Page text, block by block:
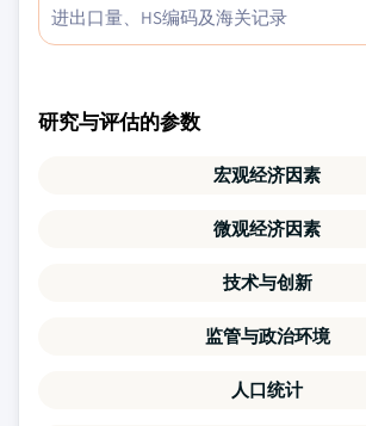
进出口量、HS编码及海关记录
研究与评估的参数
宏观经济因素
微观经济因素
技术与创新
监管与政治环境
人口统计